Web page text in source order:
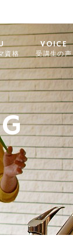
資格
VOICE
受講生の声